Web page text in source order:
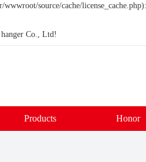
source/cache/
Co., Ltd!
Products Honor